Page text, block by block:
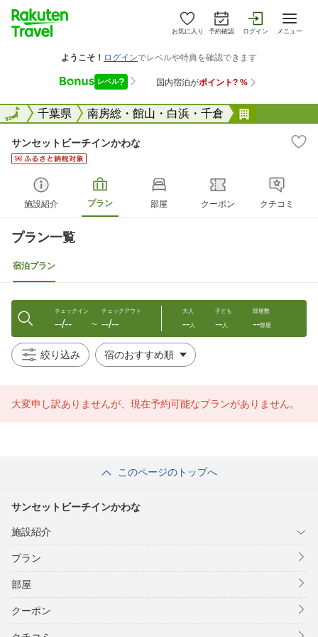
お気に入り 予約確認 ログイン メニュー
全国千葉県 南房総・館山・白浜・千倉
全国
サンセットビーチインかわな
施設紹介 プラン 部屋 クーポン クチコミ
プラン一覧
宿泊プラン
チェックイン
--/-- 〜
チェックアウト
--/--
大人
--人
子ども
--人
部屋数
--部屋
絞り込み
大変申し訳ありませんが、現在予約可能なプランがありません。
このページのトップへ
サンセットビーチインかわな
施設紹介
プラン
部屋
クーポン